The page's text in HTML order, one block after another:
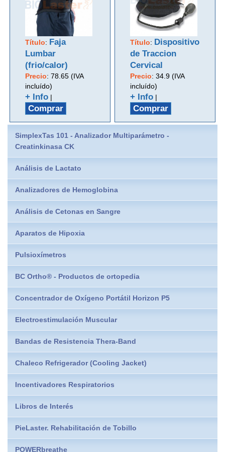
Título: Faja
Lumbar
(frio/calor)
Precio:78.65 (IVA
incluído)
+ Info |
Comprar
Título: Dispositivo
de Traccion
Cervical
Precio:34.9 (IVA
incluído)
+ Info |
Comprar
SimplexTas 101 - Analizador Multiparámetro -
Creatinkinasa CK
Análisis de Lactato
Analizadores de Hemoglobina
Análisis de Cetonas en Sangre
Aparatos de Hipoxia
Pulsioxímetros
BC Ortho® - Productos de ortopedia
Concentrador de Oxígeno Portátil Horizon P5
Electroestimulación Muscular
Bandas de Resistencia Thera-Band
Chaleco Refrigerador (Cooling Jacket)
Incentivadores Respiratorios
Libros de Interés
PieLaster. Rehabilitación de Tobillo
POWERbreathe